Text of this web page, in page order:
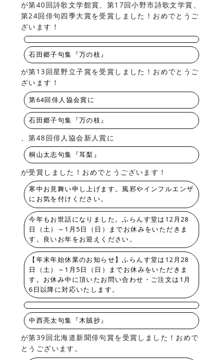
が第40回詩歌文学館賞、第17回小野市詩歌文学賞、
第24回俳句四季大賞を受賞しました！おめでとうご
ざいます！
石田郷子句集『万の枝』
が第13回星野立子賞を受賞しました！おめでとうご
ざいます！
第64回俳人協会賞に
石田郷子句集『万の枝』
、第48回俳人協会新人賞に
桐山太志句集『耳梨』
が受賞しました！おめでとうございます！
寒中お見舞い申し上げます。風邪やインフルエンザ
にお気を付けください。
今年もお世話になりました。ふらんす堂は12月28
日（土）～1月5日（日）までお休みをいただきま
す。良いお年をお迎えください。
【年末年始休業のお知らせ】ふらんす堂は12月28
日（土）～1月5日（日）までお休みをいただきま
す。お休み中に頂いたお問い合わせ・ご注文は1月
6日以降に対応いたします。
中西亮太句集『木賊抄』
が第39回北海道新聞俳句賞を受賞しました！おめで
とうございます。